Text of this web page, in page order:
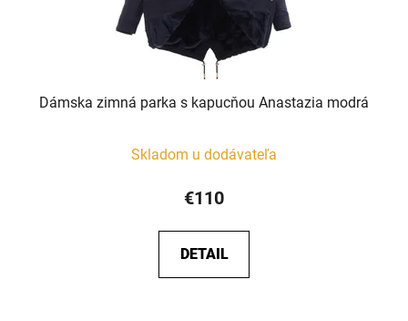
Dámska zimná parka s kapucňou Anastazia modrá
Skladom u dodávateľa
€110
DETAIL